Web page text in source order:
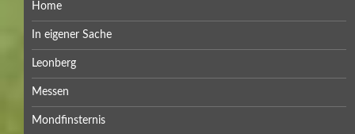
Home
In eigener Sache
Leonberg
Messen
Mondfinsternis